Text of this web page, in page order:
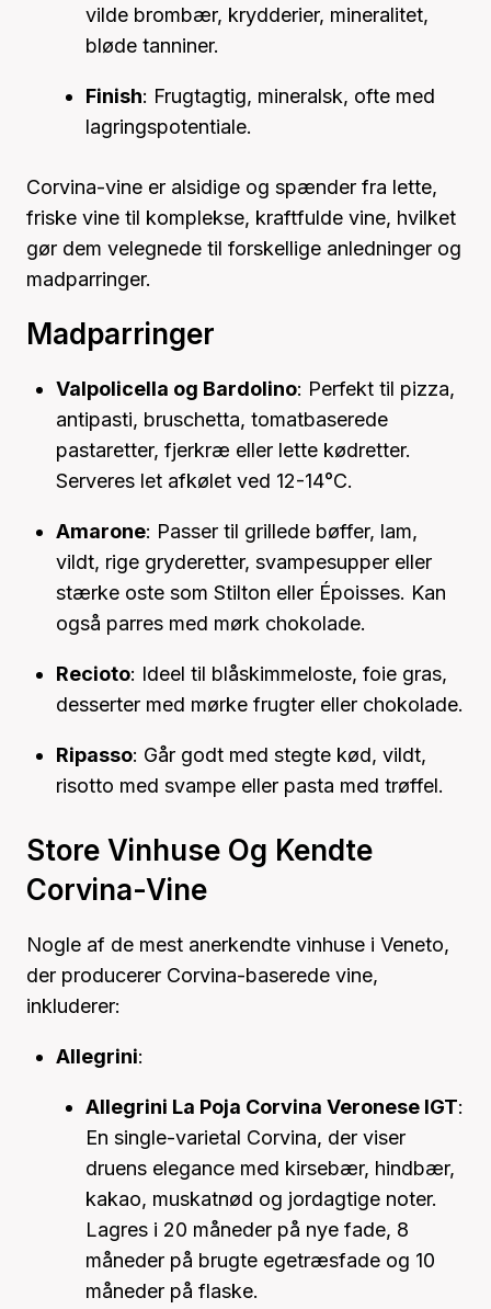
vilde brombær, krydderier, mineralitet,
bløde tanniner.
Finish: Frugtagtig, mineralsk, ofte med
lagringspotentiale.
Corvina-vine er alsidige og spænder fra lette,
friske vine til komplekse, kraftfulde vine, hvilket
gør dem velegnede til forskellige anledninger og
madparringer.
Madparringer
Valpolicella og Bardolino: Perfekt til pizza,
antipasti, bruschetta, tomatbaserede
pastaretter, fjerkræ eller lette kødretter.
Serveres let afkølet ved 12-14°C.
Amarone: Passer til grillede bøffer, lam,
vildt, rige gryderetter, svampesupper eller
stærke oste som Stilton eller Époisses. Kan
også parres med mørk chokolade.
Recioto: Ideel til blåskimmeloste, foie gras,
desserter med mørke frugter eller chokolade.
Ripasso: Går godt med stegte kød, vildt,
risotto med svampe eller pasta med trøffel.
Store Vinhuse Og Kendte
Corvina-Vine
Nogle af de mest anerkendte vinhuse i Veneto,
der producerer Corvina-baserede vine,
inkluderer:
Allegrini:
Allegrini La Poja Corvina Veronese IGT:
En single-varietal Corvina, der viser
druens elegance med kirsebær, hindbær,
kakao, muskatnød og jordagtige noter.
Lagres i 20 måneder på nye fade, 8
måneder på brugte egetræsfade og 10
måneder på flaske.